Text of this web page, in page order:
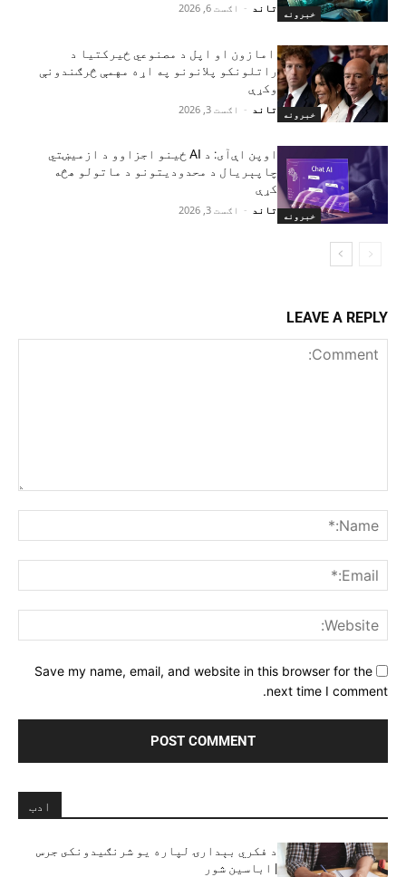
خبرونه تاند - اګست 6, 2026
خبرونه
امازون او اپل د مصنوعي ځیرکتیا د
راتلونکو پلانونو په اړه مهمې څرګندونې
وکړې
تاند - اګست 3, 2026
خبرونه
اوپن اې‌آی: د AI ځینو اجزاوو د ازمیښتي
چاپېریال د محدودیتونو د ماتولو هڅه
کړې
تاند - اګست 3, 2026
LEAVE A REPLY
Save my name, email, and website in this browser for the
next time I comment.
ادب
د فکري بېدارۍ لپاره يو شرنګيدونکى جرس
| اباسين شور